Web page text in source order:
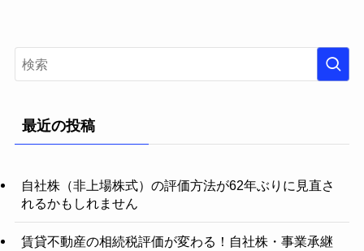
最近の投稿
自社株（非上場株式）の評価方法が62年ぶりに見直さ
れるかもしれません
賃貸不動産の相続税評価が変わる！自社株・事業承継